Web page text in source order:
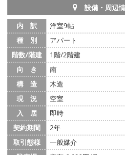
設備・周辺
内 訳
洋室9帖
種 別
アパート
階数/階建
1階/2階建
向 き
南
構 造
木造
現 況
空室
入 居
即時
契約期間
2年
取引態様
一般媒介